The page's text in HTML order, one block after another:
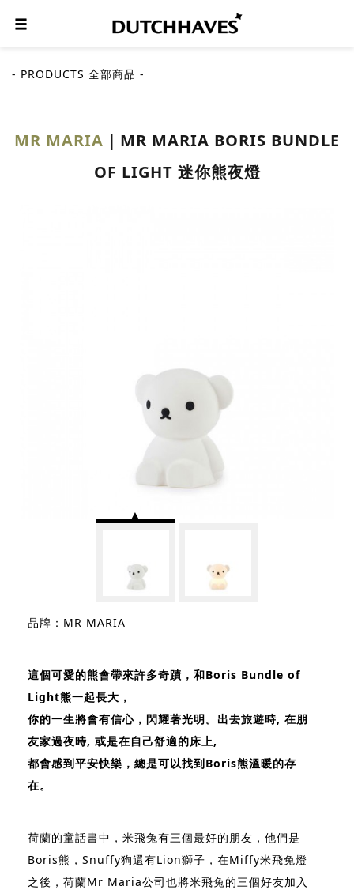
- PRODUCTS 全部商品 -
MR MARIA
MR MARIA BORIS BUNDLE
OF LIGHT 迷你熊夜燈
品牌：MR MARIA
這個可愛的熊會帶來許多奇蹟，和Boris Bundle of
Light熊一起長大，
你的一生將會有信心，閃耀著光明。出去旅遊時, 在朋
友家過夜時, 或是在自己舒適的床上,
都會感到平安快樂，總是可以找到Boris熊溫暖的存
在。
荷蘭的童話書中，米飛兔有三個最好的朋友，他們是
Boris熊，Snuffy狗還有Lion獅子，在Miffy米飛兔燈
之後，荷蘭Mr Maria公司也將米飛兔的三個好友加入